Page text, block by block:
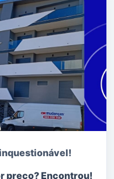
nquestionável!
preço? Encontrou!